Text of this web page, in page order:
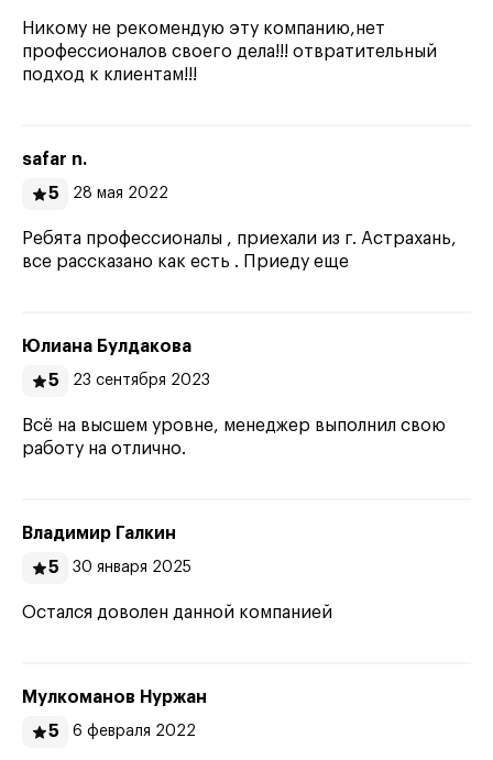
Никому не рекомендую эту компанию,нет
профессионалов своего дела!!! отвратительный
подход к клиентам!!!
safar n.
5
28 мая 2022
Ребята профессионалы , приехали из г. Астрахань,
все рассказано как есть . Приеду еще
Юлиана Булдакова
5
23 сентября 2023
Всё на высшем уровне, менеджер выполнил свою
работу на отлично.
Владимир Галкин
5
30 января 2025
Остался доволен данной компанией
Мулкоманов Нуржан
5
6 февраля 2022